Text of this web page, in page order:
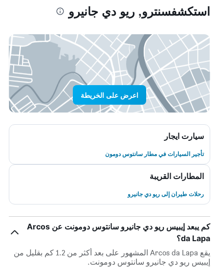
استكشفسنترو, ريو دي جانيرو
اعرض على الخريطة
سيارت ايجار
تأجير السيارات في مطار سانتوس دومون
المطارات القريبة
رحلات طيران إلى ريو دي جانيرو
كم يبعد إيبيس ريو دي جانيرو سانتوس دومونت عن Arcos
da Lapa؟
يقع Arcos da Lapa المشهور على بعد أكثر من 1.2 كم بقليل من
إيبيس ريو دي جانيرو سانتوس دومونت.